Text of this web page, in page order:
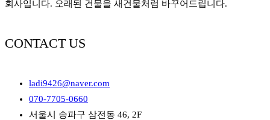
회사입니다. 오래된 건물을 새건물처럼 바꾸어드립니다.
CONTACT US
ladi9426@naver.com
070-7705-0660
서울시 송파구 삼전동 46, 2F